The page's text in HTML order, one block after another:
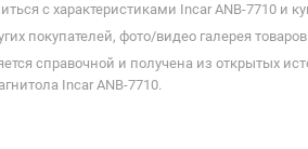
с характеристиками Incar ANB-7710 и
покупателей, фото/видео галерея
справочной и получена из открытых
Incar ANB-7710.